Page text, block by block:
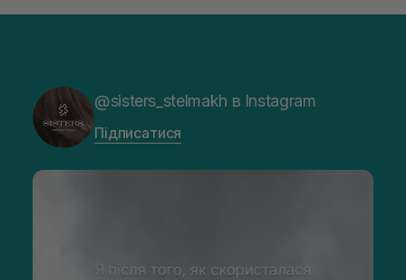
@sisters_stelmakh в Instagram
Підписатися